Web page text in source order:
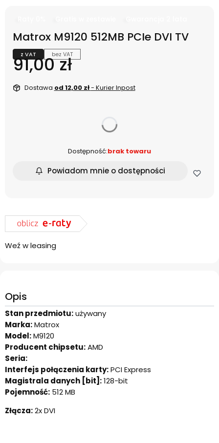
Matrox M9120 512MB PCIe DVI TV
z VAT bez VAT
Cena
91,00 zł
Dostawa od 12,00 zł- Kurier Inpost
Dostępność:brak towaru
Powiadom mnie o dostępności
Weź w leasing
Opis
Stan przedmiotu:używany
Marka:Matrox
Model:M9120
Producent chipsetu:AMD
Seria:
Interfejs połączenia karty:PCI Express
Magistrala danych [bit]:128-bit
Pojemność: 512 MB
Złącza:2x DVI